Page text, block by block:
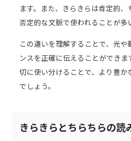
ます。また、きらきらは肯定的、
否定的な文脈で使われることが多
この違いを理解することで、光
ンスを正確に伝えることができ
切に使い分けることで、より豊か
でしょう。
きらきらとちらちらの読